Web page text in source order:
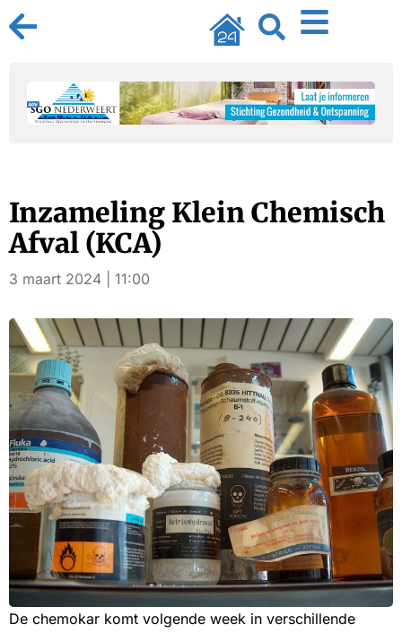
Inzameling Klein Chemisch
Afval (KCA)
3 maart 2024 | 11:00
De chemokar komt volgende week in verschillende